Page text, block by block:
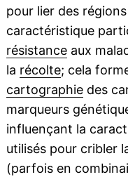
pour lier des
caractéristique
résistanceaux
la récolte; cela
cartographiedes
marqueurs
influençant la
utilisés pour cribler
(parfois en